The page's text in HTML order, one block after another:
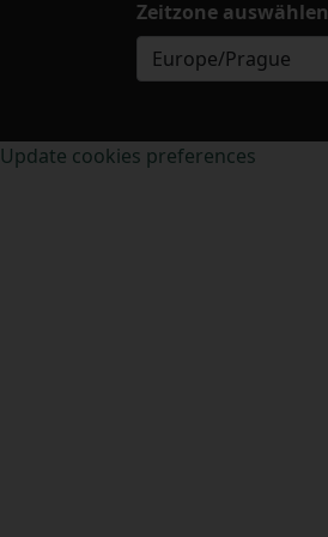
Zeitzone auswählen
Europe/Prague
Update cookies preferences